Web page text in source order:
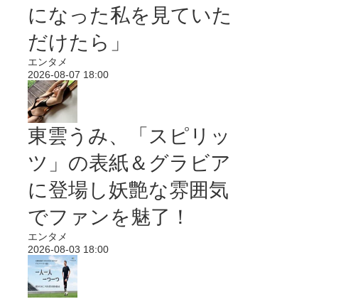
になった私を見ていた
だけたら」
エンタメ
2026-08-07 18:00
東雲うみ、「スピリッ
ツ」の表紙＆グラビア
に登場し妖艶な雰囲気
でファンを魅了！
エンタメ
2026-08-03 18:00